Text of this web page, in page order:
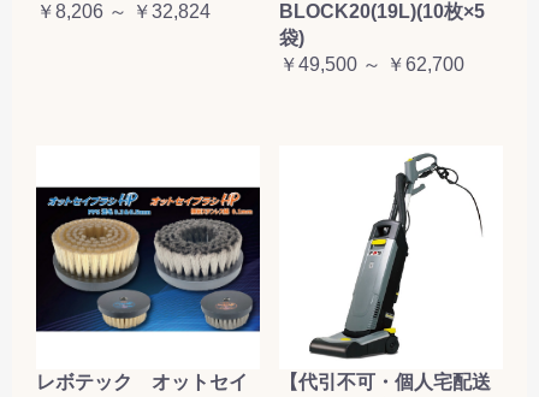
￥8,206 ～ ￥32,824
BLOCK20(19L)(10枚×5
袋)
￥49,500 ～ ￥62,700
レボテック オットセイ
【代引不可・個人宅配送